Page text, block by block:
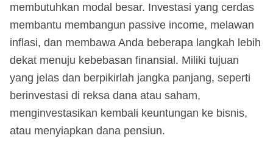
membutuhkan modal besar. Investasi yang cerdas
membantu membangun passive income, melawan
inflasi, dan membawa Anda beberapa langkah lebih
dekat menuju kebebasan finansial. Miliki tujuan
yang jelas dan berpikirlah jangka panjang, seperti
berinvestasi di reksa dana atau saham,
menginvestasikan kembali keuntungan ke bisnis,
atau menyiapkan dana pensiun.